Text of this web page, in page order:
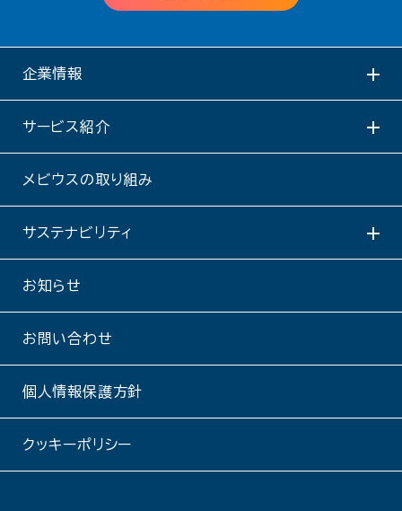
企業情報
サービス紹介
メビウスの取り組み
サステナビリティ
お知らせ
お問い合わせ
個人情報保護方針
クッキーポリシー